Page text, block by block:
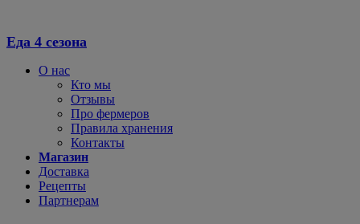
Еда 4 сезона
О нас
Кто мы
Отзывы
Про фермеров
Правила хранения
Контакты
Магазин
Доставка
Рецепты
Партнерам